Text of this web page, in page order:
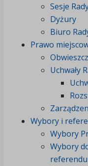
Sesje
Dyżury
Biuro
Prawo
Uchwały
Wybory i
Wybory
Wybory